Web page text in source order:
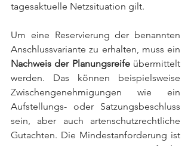
tagesaktuelle Netzsituation gilt.
Um eine Reservierung der benannten
Nachweis der Planungsreife übermittelt
werden. Das können beispielsweise
Zwischengenehmigungen wie ein
Aufstellungs- oder Satzungsbeschluss
sein, aber auch artenschutzrechtliche
Gutachten. Die Mindestanforderung ist